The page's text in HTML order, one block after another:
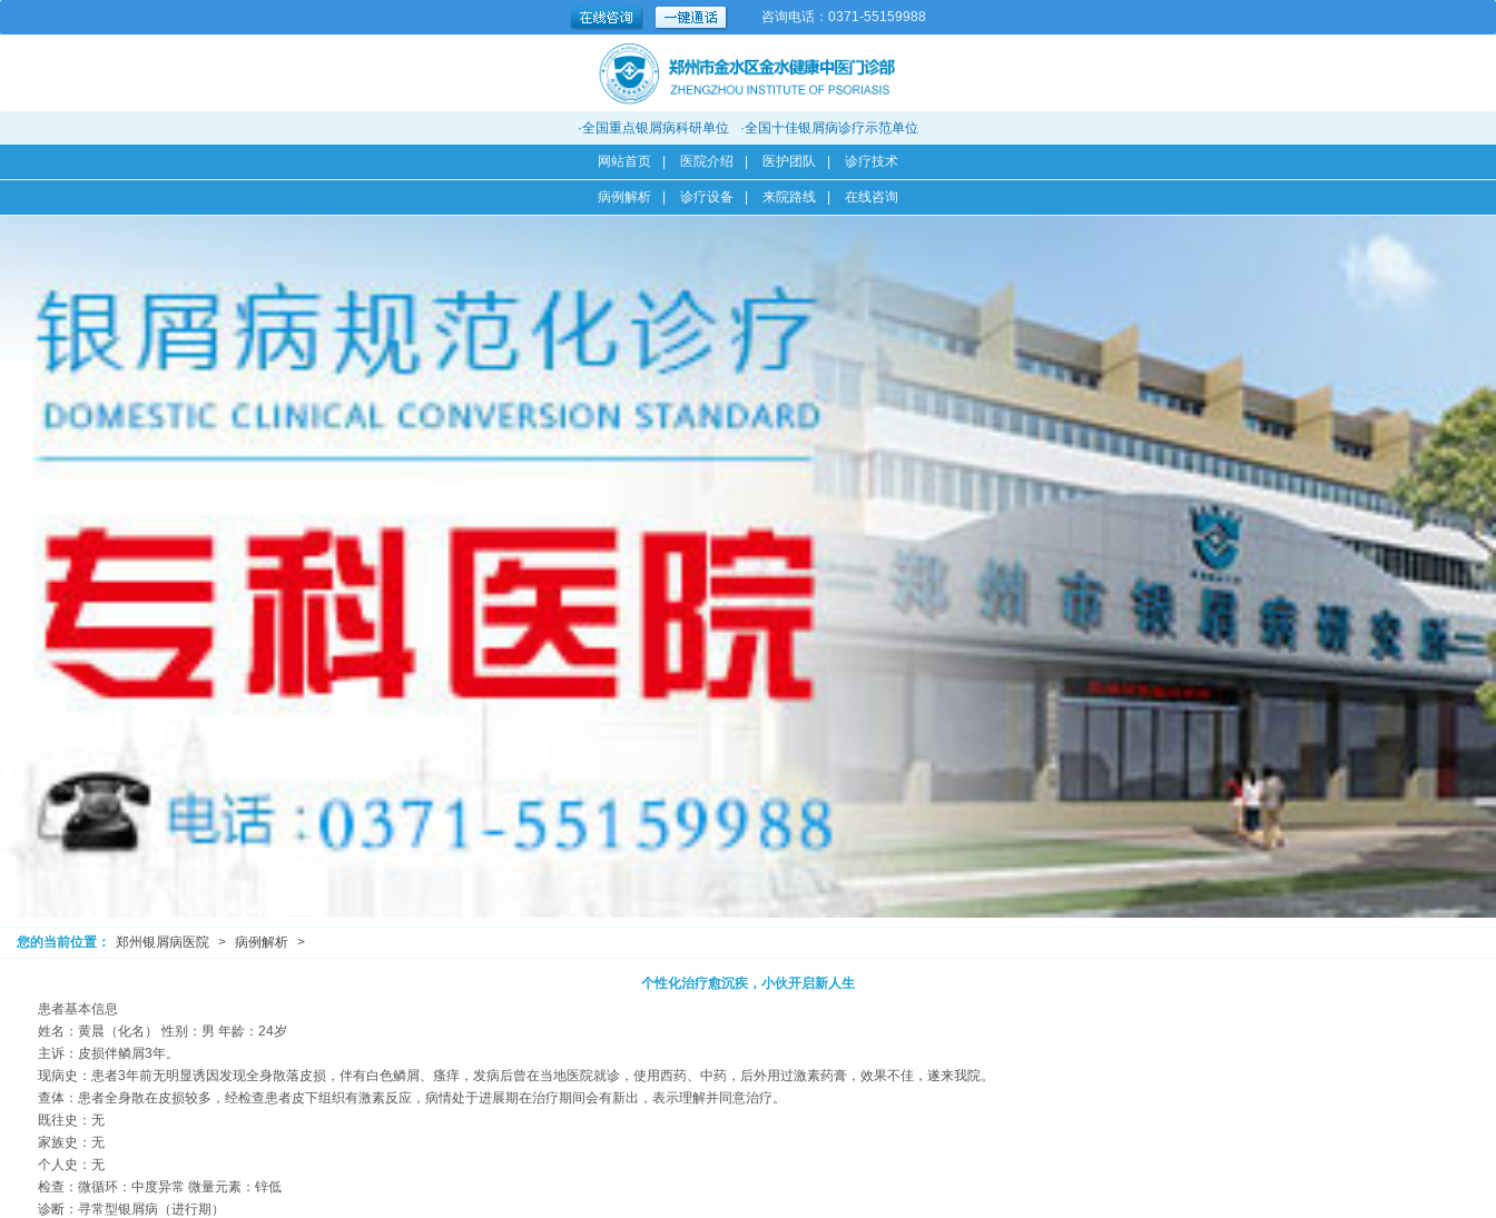
咨询电话：0371-55159988
·全国重点银屑病科研单位 ·全国十佳银屑病诊疗示范单位
网站首页 医院介绍 医护团队 诊疗技术
病例解析 诊疗设备 来院路线 在线咨询
您的当前位置： 郑州银屑病医院 > 病例解析 >
个性化治疗愈沉疾，小伙开启新人生
患者基本信息
姓名：黄晨（化名） 性别：男 年龄：24岁
主诉：皮损伴鳞屑3年。
现病史：患者3年前无明显诱因发现全身散落皮损，伴有白色鳞屑、瘙痒，发病后曾在当地医院就诊，使用西药、中药，后外用过激素药膏，效果不佳，遂来我院。
查体：患者全身散在皮损较多，经检查患者皮下组织有激素反应，病情处于进展期在治疗期间会有新出，表示理解并同意治疗。
既往史：无
家族史：无
个人史：无
检查：微循环：中度异常 微量元素：锌低
诊断：寻常型银屑病（进行期）
您好，请问有什么可以帮助到您...